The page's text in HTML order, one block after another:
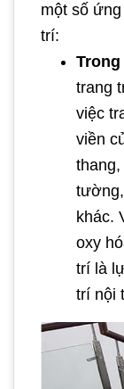
một số
trí:
trang
việc
viền
khác.
oxy
trí là
trí nội